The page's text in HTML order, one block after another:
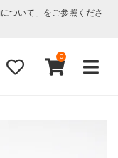
ついて」をご参照くださ
0